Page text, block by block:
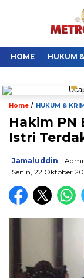
HOME HUKUM
Home / HUKUM &
Hakim PN
Istri
Jamaluddin -
Senin, 22 Oktober